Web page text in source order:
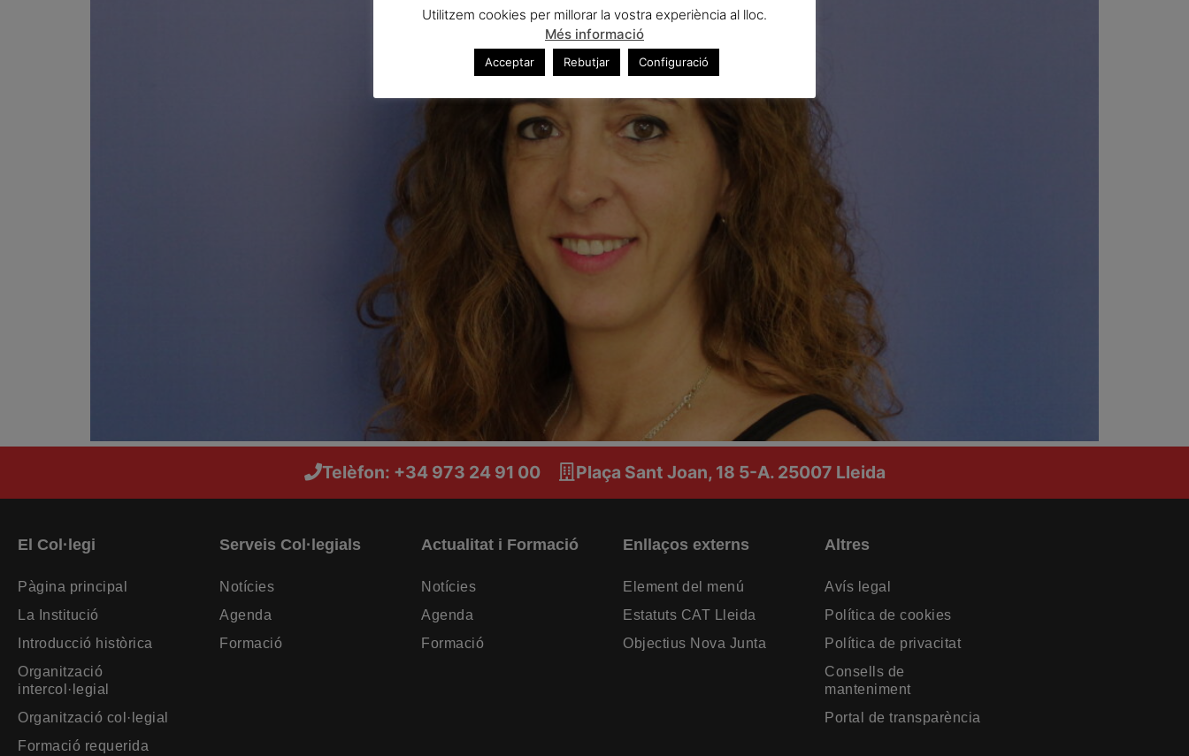
Telèfon: +34 973 24 91 00 Plaça Sant Joan, 18 5-A. 25007 Lleida
El Col·legi
Pàgina principal
La Institució
Introducció històrica
Organització
intercol·legial
Organització col·legial
Formació requerida
Serveis Col·legials
Notícies
Agenda
Formació
Actualitat i Formació
Notícies
Agenda
Formació
Enllaços externs
Element del menú
Estatuts CAT Lleida
Objectius Nova Junta
Altres
Avís legal
Política de cookies
Política de privacitat
Consells de
manteniment
Portal de transparència
Utilitzem cookies per millorar la vostra experiència al lloc.
Més informació
Acceptar Rebutjar Configuració